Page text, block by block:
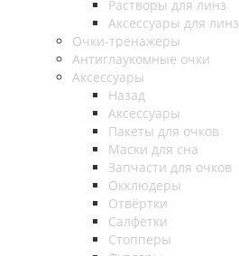
Растворы для линз
Аксессуары для линз
Очки-тренажеры
Антиглаукомные очки
Аксессуары
Назад
Аксессуары
Пакеты для очков
Маски для сна
Запчасти для очков
Окклюдеры
Отвёртки
Салфетки
Стопперы